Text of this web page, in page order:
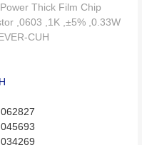
Thick Film Chip
,0603 ,1K ,±5% ,0.33W
CUH